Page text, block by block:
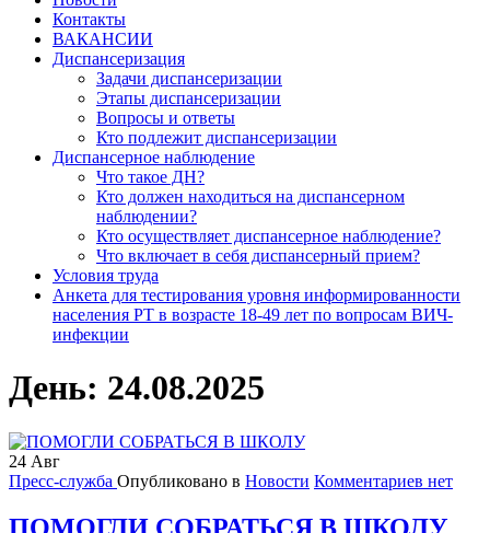
Контакты
ВАКАНСИИ
Диспансеризация
Задачи диспансеризации
Этапы диспансеризации
Вопросы и ответы
Кто подлежит диспансеризации
Диспансерное наблюдение
Что такое ДН?
Кто должен находиться на диспансерном
наблюдении?
Кто осуществляет диспансерное наблюдение?
Что включает в себя диспансерный прием?
Условия труда
Анкета для тестирования уровня информированности
населения РТ в возрасте 18-49 лет по вопросам ВИЧ-
инфекции
День: 24.08.2025
24 Авг
Пресс-служба Опубликовано в Новости Комментариев нет
ПОМОГЛИ СОБРАТЬСЯ В ШКОЛУ